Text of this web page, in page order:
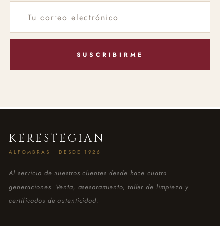
SUSCRIBIRME
KERESTEGIAN
ALFOMBRAS · DESDE 1926
Al servicio de nuestros clientes desde hace cuatro
generaciones. Venta, asesoramiento, taller de limpieza y
certificados de autenticidad.